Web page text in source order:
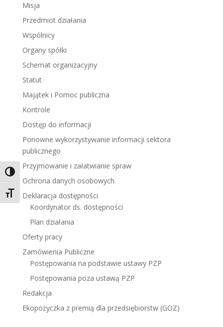
Toggle High Contrast
Toggle Font size
Misja
Przedmiot działania
Wspólnicy
Organy spółki
Schemat organizacyjny
Statut
Majątek i Pomoc publiczna
Kontrole
Dostęp do informacji
Ponowne wykorzystywanie informacji sektora
publicznego
Przyjmowanie i załatwianie spraw
Ochrona danych osobowych
Deklaracja dostępności
Koordynator ds. dostępności
Plan działania
Oferty pracy
Zamówienia Publiczne
Postępowania na podstawie ustawy PZP
Postępowania poza ustawą PZP
Redakcja
Ekopożyczka z premią dla przedsiębiorstw (GOZ)